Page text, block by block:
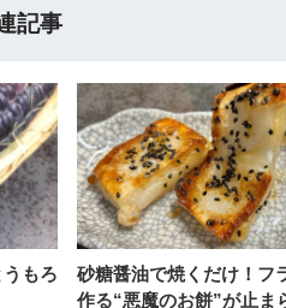
記事
もろ
砂糖醤油で焼くだけ！フ
作る“悪魔のお餅”が止ま